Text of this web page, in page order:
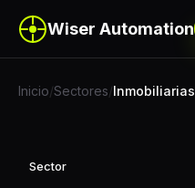
Wiser Automation
Inicio/Sectores/Inmobiliarias
Sector